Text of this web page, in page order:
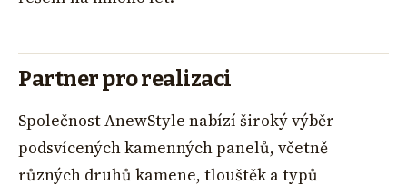
Partner pro realizaci
Společnost AnewStyle nabízí široký výběr
podsvícených kamenných panelů, včetně
různých druhů kamene, tlouštěk a typů